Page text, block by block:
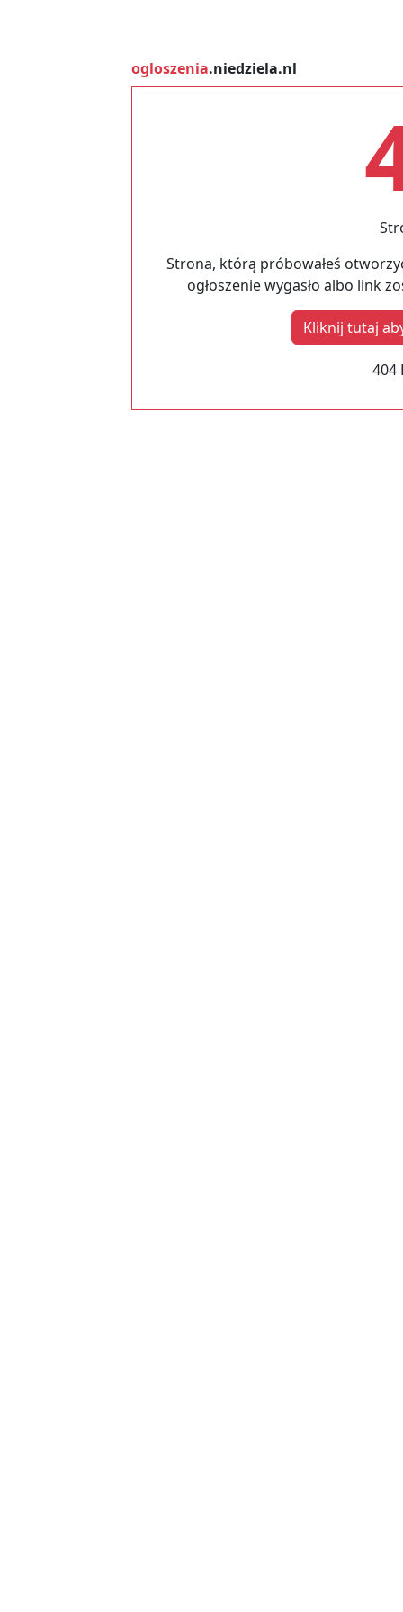
ogloszenia.niedziela.nl
Strona, którą próbowałeś
ogłoszenie wygasło albo link
Kliknij tutaj
404